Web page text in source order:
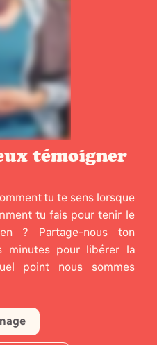
témoigner
tu te sens lorsque
tu fais pour tenir le
? Partage-nous ton
minutes pour libérer la
point nous sommes